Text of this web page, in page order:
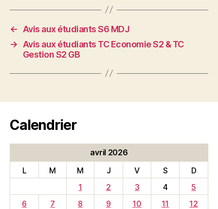
←
Avis aux étudiants S6 MDJ
→
Avis aux étudiants TC Economie S2 & TC
Gestion S2 GB
Calendrier
avril 2026
L
M M J V S
D
1
2 3 4
5
6
7 8 9 10 11
12